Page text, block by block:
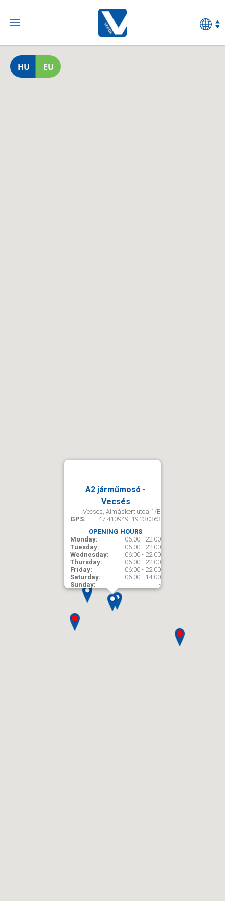
A2 járműmosó -
Vecsés
Vecsés, Almáskert utca 1/B
GPS:
47.410949, 19.230363
OPENING HOURS
Monday:
06:00 - 22:00
Tuesday:
06:00 - 22:00
Wednesday:
06:00 - 22:00
Thursday:
06:00 - 22:00
Friday:
06:00 - 22:00
Saturday:
06:00 - 14:00
Sunday:
-
HU EU